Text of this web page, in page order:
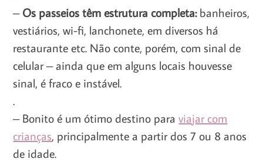
–Os passeios têm estrutura completa:banheiros,
vestiários, wi-fi, lanchonete, em diversos há
restaurante etc. Não conte, porém, com sinal de
celular – ainda que em alguns locais houvesse
sinal, é fraco e instável.
.
– Bonito é um ótimo destino paraviajar com
crianças, principalmente a partir dos 7 ou 8 anos
de idade.